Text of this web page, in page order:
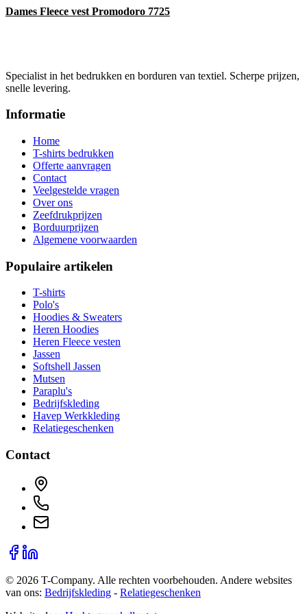
Dames Fleece vest Promodoro 7725
Specialist in het bedrukken en borduren van textiel. Scherpe prijzen,
snelle levering.
Informatie
Home
T-shirts bedrukken
Offerte aanvragen
Contact
Veelgestelde vragen
Over ons
Zeefdrukprijzen
Borduurprijzen
Algemene voorwaarden
Populaire artikelen
T-shirts
Polo's
Hoodies & Sweaters
Heren Hoodies
Heren Fleece vesten
Jassen
Softshell Jassen
Mutsen
Paraplu's
Bedrijfskleding
Havep Werkkleding
Relatiegeschenken
Contact
© 2026 T-Company. Alle rechten voorbehouden. Andere websites
van ons: Bedrijfskleding - Relatiegeschenken